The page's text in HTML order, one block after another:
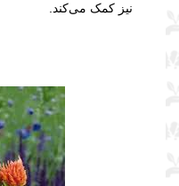
نیز کمک می‌کند.